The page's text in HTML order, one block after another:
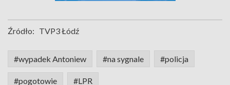
Źródło: TVP3 Łódź
#wypadek Antoniew #na sygnale #policja
#pogotowie #LPR